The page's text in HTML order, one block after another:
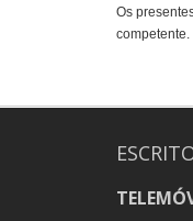
Os
competente.